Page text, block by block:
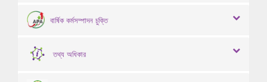
বার্ষিক কর্মসম্পাদন চুক্তি
তথ্য অধিকার